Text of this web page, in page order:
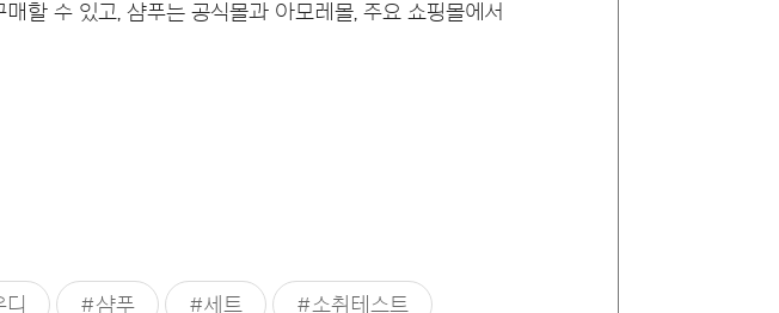
할 수 있고, 샴푸는 공식몰과 아모레몰, 주요 쇼핑몰에서
디 #샴푸 #세트 #소취테스트